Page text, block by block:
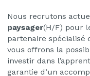
Nous recrutons
paysager(H/F) pour
partenaire spécialisé
vous offrons la
investir dans
garantie d’un